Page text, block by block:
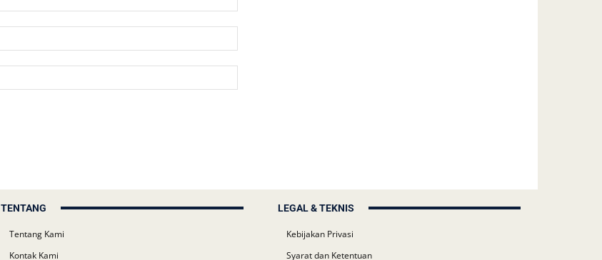
TENTANG
Tentang Kami
Kontak Kami
LEGAL & TEKNIS
Kebijakan Privasi
Syarat dan Ketentuan